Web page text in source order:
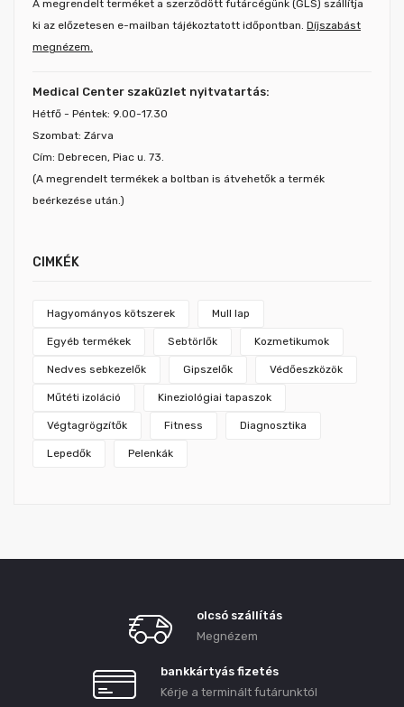
A megrendelt terméket a szerződött futárcégünk (GLS) szállítja
ki az előzetesen e-mailban tájékoztatott időpontban. Díjszabást
megnézem.
Medical Center szaküzlet nyitvatartás:
Hétfő - Péntek: 9.00-17.30
Szombat: Zárva
Cím: Debrecen, Piac u. 73.
(A megrendelt termékek a boltban is átvehetők a termék
beérkezése után.)
CIMKÉK
Hagyományos kötszerek Mull lap
Egyéb termékek Sebtörlők Kozmetikumok
Nedves sebkezelők Gipszelők Védőeszközök
Műtéti izoláció Kineziológiai tapaszok
Végtagrögzítők Fitness Diagnosztika
Lepedők Pelenkák
olcsó szállítás
Megnézem
bankkártyás fizetés
Kérje a terminált futárunktól